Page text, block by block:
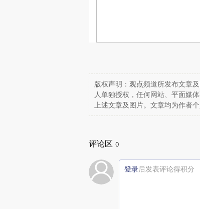
版权声明：观点频道所发布文章
人单独授权，任何网站、平面媒
上述文章及图片。文章均为作者
评论区 0
登录后发表评论得积分